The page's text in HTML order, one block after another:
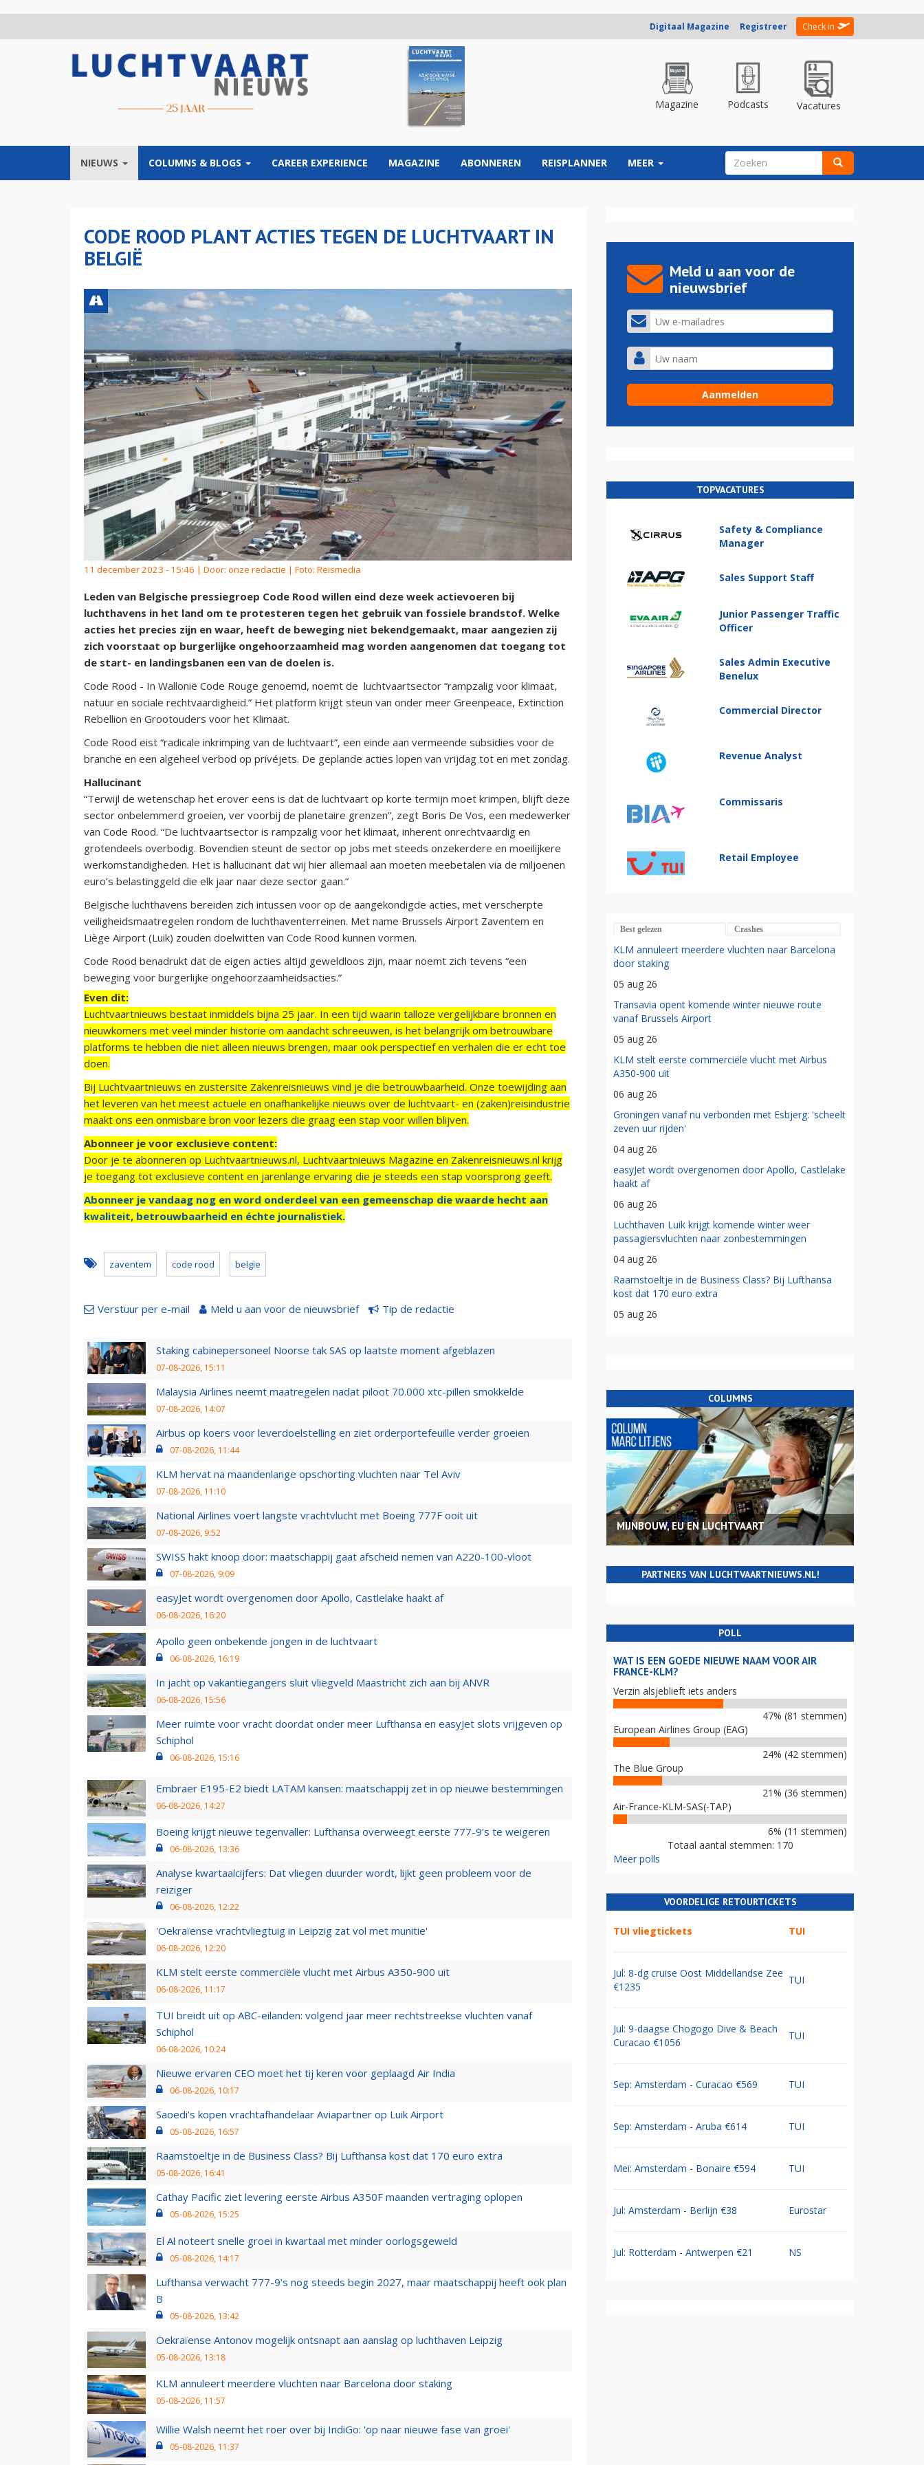
Digitaal Magazine Registreer Check in
Magazine Podcasts Vacatures
NIEUWS COLUMNS & BLOGS CAREER EXPERIENCE MAGAZINE ABONNEREN REISPLANNER MEER ZOEKVELD
CODE ROOD PLANT ACTIES TEGEN DE LUCHTVAART IN
BELGIË
11 december 2023 - 15:46 | Door: onze redactie | Foto: Reismedia
Leden van Belgische pressiegroep Code Rood willen eind deze week actievoeren bij
luchthavens in het land om te protesteren tegen het gebruik van fossiele brandstof. Welke
acties het precies zijn en waar, heeft de beweging niet bekendgemaakt, maar aangezien zij
zich voorstaat op burgerlijke ongehoorzaamheid mag worden aangenomen dat toegang tot
de start- en landingsbanen een van de doelen is.
Code Rood - In Wallonië Code Rouge genoemd, noemt de luchtvaartsector “rampzalig voor klimaat,
natuur en sociale rechtvaardigheid.” Het platform krijgt steun van onder meer Greenpeace, Extinction
Rebellion en Grootouders voor het Klimaat.
Code Rood eist “radicale inkrimping van de luchtvaart”, een einde aan vermeende subsidies voor de
branche en een algeheel verbod op privéjets. De geplande acties lopen van vrijdag tot en met zondag.
Hallucinant
“Terwijl de wetenschap het erover eens is dat de luchtvaart op korte termijn moet krimpen, blijft deze
sector onbelemmerd groeien, ver voorbij de planetaire grenzen”, zegt Boris De Vos, een medewerker
van Code Rood. “De luchtvaartsector is rampzalig voor het klimaat, inherent onrechtvaardig en
grotendeels overbodig. Bovendien steunt de sector op jobs met steeds onzekerdere en moeilijkere
werkomstandigheden. Het is hallucinant dat wij hier allemaal aan moeten meebetalen via de miljoenen
euro’s belastinggeld die elk jaar naar deze sector gaan.”
Belgische luchthavens bereiden zich intussen voor op de aangekondigde acties, met verscherpte
veiligheidsmaatregelen rondom de luchthaventerreinen. Met name Brussels Airport Zaventem en
Liège Airport (Luik) zouden doelwitten van Code Rood kunnen vormen.
Code Rood benadrukt dat de eigen acties altijd geweldloos zijn, maar noemt zich tevens “een
beweging voor burgerlijke ongehoorzaamheidsacties.”
Even dit:
Luchtvaartnieuws bestaat inmiddels bijna 25 jaar. In een tijd waarin talloze vergelijkbare bronnen en
nieuwkomers met veel minder historie om aandacht schreeuwen, is het belangrijk om betrouwbare
platforms te hebben die niet alleen nieuws brengen, maar ook perspectief en verhalen die er echt toe
doen.
Bij Luchtvaartnieuws en zustersite Zakenreisnieuws vind je die betrouwbaarheid. Onze toewijding aan
het leveren van het meest actuele en onafhankelijke nieuws over de luchtvaart- en (zaken)reisindustrie
maakt ons een onmisbare bron voor lezers die graag een stap voor willen blijven.
Abonneer je voor exclusieve content:
Door je te abonneren op Luchtvaartnieuws.nl, Luchtvaartnieuws Magazine en Zakenreisnieuws.nl krijg
je toegang tot exclusieve content en jarenlange ervaring die je steeds een stap voorsprong geeft.
Abonneer je vandaag nog en word onderdeel van een gemeenschap die waarde hecht aan
kwaliteit, betrouwbaarheid en échte journalistiek.
zaventem code rood belgie
Verstuur per e-mail Meld u aan voor de nieuwsbrief Tip de redactie
Staking cabinepersoneel Noorse tak SAS op laatste moment afgeblazen
07-08-2026, 15:11
Malaysia Airlines neemt maatregelen nadat piloot 70.000 xtc-pillen smokkelde
07-08-2026, 14:07
Airbus op koers voor leverdoelstelling en ziet orderportefeuille verder groeien
07-08-2026, 11:44
KLM hervat na maandenlange opschorting vluchten naar Tel Aviv
07-08-2026, 11:10
National Airlines voert langste vrachtvlucht met Boeing 777F ooit uit
07-08-2026, 9:52
SWISS hakt knoop door: maatschappij gaat afscheid nemen van A220-100-vloot
07-08-2026, 9:09
easyJet wordt overgenomen door Apollo, Castlelake haakt af
06-08-2026, 16:20
Apollo geen onbekende jongen in de luchtvaart
06-08-2026, 16:19
In jacht op vakantiegangers sluit vliegveld Maastricht zich aan bij ANVR
06-08-2026, 15:56
Meer ruimte voor vracht doordat onder meer Lufthansa en easyJet slots vrijgeven op
Schiphol
06-08-2026, 15:16
Embraer E195-E2 biedt LATAM kansen: maatschappij zet in op nieuwe bestemmingen
06-08-2026, 14:27
Boeing krijgt nieuwe tegenvaller: Lufthansa overweegt eerste 777-9’s te weigeren
06-08-2026, 13:36
Analyse kwartaalcijfers: Dat vliegen duurder wordt, lijkt geen probleem voor de
reiziger
06-08-2026, 12:22
'Oekraïense vrachtvliegtuig in Leipzig zat vol met munitie'
06-08-2026, 12:20
KLM stelt eerste commerciële vlucht met Airbus A350-900 uit
06-08-2026, 11:17
TUI breidt uit op ABC-eilanden: volgend jaar meer rechtstreekse vluchten vanaf
Schiphol
06-08-2026, 10:24
Nieuwe ervaren CEO moet het tij keren voor geplaagd Air India
06-08-2026, 10:17
Saoedi’s kopen vrachtafhandelaar Aviapartner op Luik Airport
05-08-2026, 16:57
Raamstoeltje in de Business Class? Bij Lufthansa kost dat 170 euro extra
05-08-2026, 16:41
Cathay Pacific ziet levering eerste Airbus A350F maanden vertraging oplopen
05-08-2026, 15:25
El Al noteert snelle groei in kwartaal met minder oorlogsgeweld
05-08-2026, 14:17
Lufthansa verwacht 777-9’s nog steeds begin 2027, maar maatschappij heeft ook plan
B
05-08-2026, 13:42
Oekraïense Antonov mogelijk ontsnapt aan aanslag op luchthaven Leipzig
05-08-2026, 13:18
KLM annuleert meerdere vluchten naar Barcelona door staking
05-08-2026, 11:57
Willie Walsh neemt het roer over bij IndiGo: 'op naar nieuwe fase van groei'
05-08-2026, 11:37
Meld u aan voor de
nieuwsbrief
TOPVACATURES
Safety & Compliance
Manager
Sales Support Staff
Junior Passenger Traffic
Officer
Sales Admin Executive
Benelux
Commercial Director
Revenue Analyst
Commissaris
Retail Employee
Best gelezen Crashes
KLM annuleert meerdere vluchten naar Barcelona
door staking
05 aug 26
Transavia opent komende winter nieuwe route
vanaf Brussels Airport
05 aug 26
KLM stelt eerste commerciële vlucht met Airbus
A350-900 uit
06 aug 26
Groningen vanaf nu verbonden met Esbjerg: 'scheelt
zeven uur rijden'
04 aug 26
easyJet wordt overgenomen door Apollo, Castlelake
haakt af
06 aug 26
Luchthaven Luik krijgt komende winter weer
passagiersvluchten naar zonbestemmingen
04 aug 26
Raamstoeltje in de Business Class? Bij Lufthansa
kost dat 170 euro extra
05 aug 26
COLUMNS
MIJNBOUW, EU EN LUCHTVAART
PARTNERS VAN LUCHTVAARTNIEUWS.NL!
POLL
WAT IS EEN GOEDE NIEUWE NAAM VOOR AIR
FRANCE-KLM?
Verzin alsjeblieft iets anders
47% (81 stemmen)
European Airlines Group (EAG)
24% (42 stemmen)
The Blue Group
21% (36 stemmen)
Air-France-KLM-SAS(-TAP)
6% (11 stemmen)
Totaal aantal stemmen: 170
Meer polls
VOORDELIGE RETOURTICKETS
TUI vliegtickets TUI
Jul: 8-dg cruise Oost Middellandse Zee
€1235
TUI
Jul: 9-daagse Chogogo Dive & Beach
Curacao €1056
TUI
Sep: Amsterdam - Curacao €569 TUI
Sep: Amsterdam - Aruba €614 TUI
Mei: Amsterdam - Bonaire €594 TUI
Jul: Amsterdam - Berlijn €38 Eurostar
Jul: Rotterdam - Antwerpen €21 NS